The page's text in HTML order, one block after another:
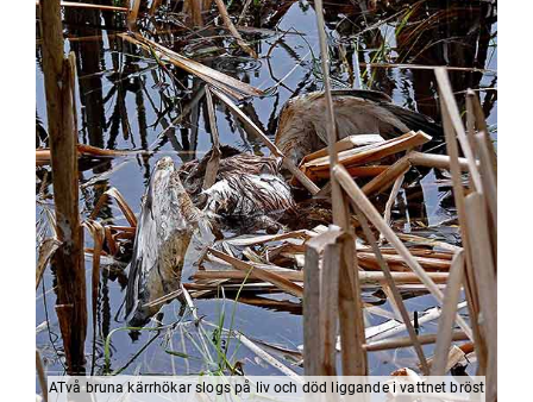
ATvå bruna kärrhökar slogs på liv och död liggande i vattnet bröst